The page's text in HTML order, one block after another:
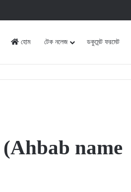
হোম টেক নলেজ ডকুমেন্ট ফরমেট
(Ahbab name